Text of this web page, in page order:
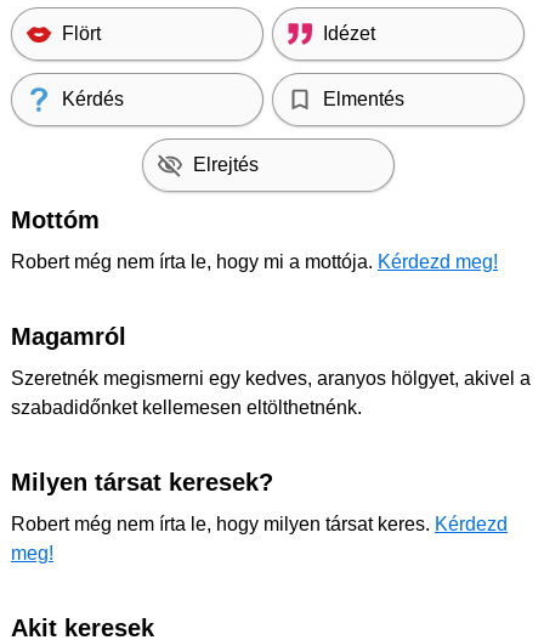
Flört Idézet
Kérdés Elmentés
Elrejtés
Mottóm
Robert még nem írta le, hogy mi a mottója. Kérdezd meg!
Magamról
Szeretnék megismerni egy kedves, aranyos hölgyet, akivel a
szabadidőnket kellemesen eltölthetnénk.
Milyen társat keresek?
Robert még nem írta le, hogy milyen társat keres. Kérdezd
meg!
Akit keresek